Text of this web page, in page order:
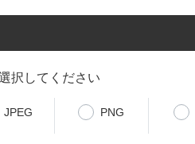
択してください
JPEG PNG